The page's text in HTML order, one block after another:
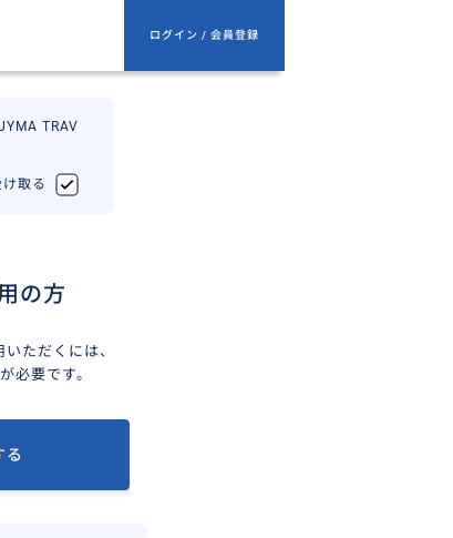
ログイン / 会員登録
TRAV
取る
の方
ただくには、
必要です。
る